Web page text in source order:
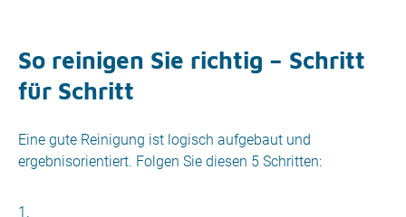
So reinigen Sie richtig – Schritt
für Schritt
Eine gute Reinigung ist logisch aufgebaut und
ergebnisorientiert. Folgen Sie diesen 5 Schritten: